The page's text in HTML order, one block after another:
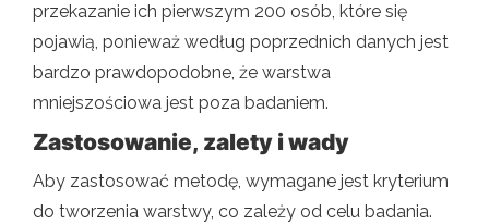
przekazanie ich pierwszym 200 osób, które się
pojawią, ponieważ według poprzednich danych jest
bardzo prawdopodobne, że warstwa
mniejszościowa jest poza badaniem.
Zastosowanie, zalety i wady
Aby zastosować metodę, wymagane jest kryterium
do tworzenia warstwy, co zależy od celu badania.